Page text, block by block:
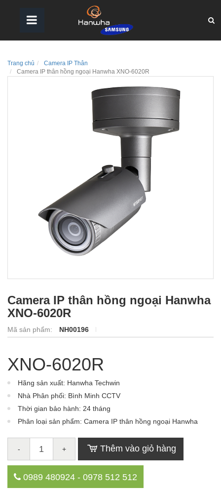
Trang chủ
Camera IP Thân
Camera IP thân hồng ngoại Hanwha XNO-6020R
Camera IP thân hồng ngoại Hanwha
XNO-6020R
Mã sản phẩm: NH00196
XNO-6020R
Hãng sản xuất: Hanwha Techwin
Nhà Phân phối: Bình Minh CCTV
Thời gian bảo hành: 24 tháng
Phân loại sản phẩm: Camera IP thân hồng ngoại Hanwha
- + Thêm vào giỏ hàng
0989 480924 - 0978 512 512